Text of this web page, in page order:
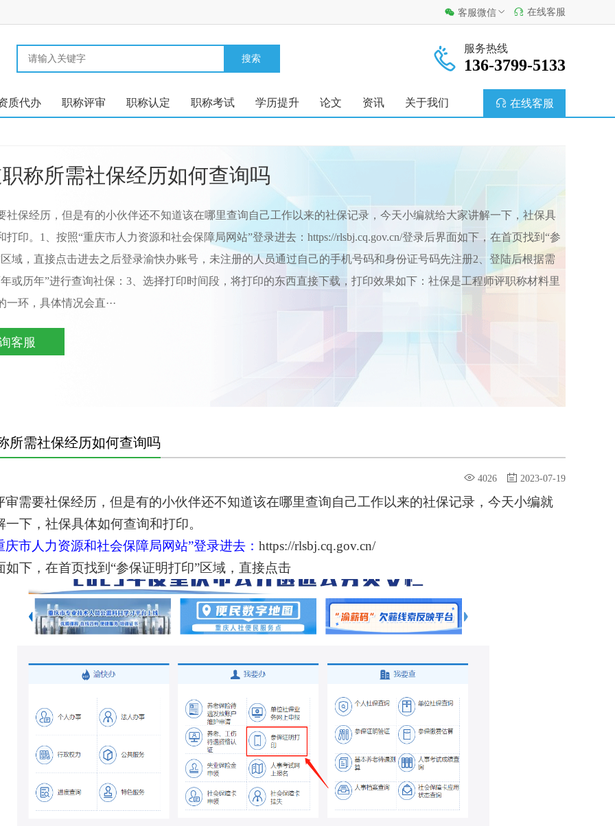
客服微信 在线客服
服务热线
136-3799-5133
在线客服
质代办 职称评审 职称认定 职称考试 学历提升 论文 资讯 关于我们
称所需社保经历如何查询吗
社保经历，但是有的小伙伴还不知道该在哪里查询自己工作以来的社保记录，今天小编就给大家讲解一下，社保具
打印。1、按照“重庆市人力资源和社会保障局网站”登录进去：https://rlsbj.cq.gov.cn/登录后界面如下，在首页找到“参
域，直接点击进去之后登录渝快办账号，未注册的人员通过自己的手机号码和身份证号码先注册2、登陆后根据需
或历年”进行查询社保：3、选择打印时间段，将打印的东西直接下载，打印效果如下：社保是工程师评职称材料里
一环，具体情况会直···
客服
所需社保经历如何查询吗
4026 2023-07-19
审需要社保经历，但是有的小伙伴还不知道该在哪里查询自己工作以来的社保记录，今天小编就
一下，社保具体如何查询和打印。
庆市人力资源和社会保障局网站”登录进去： https://rlsbj.cq.gov.cn/
如下，在首页找到 “参保证明打印”区域，直接点击